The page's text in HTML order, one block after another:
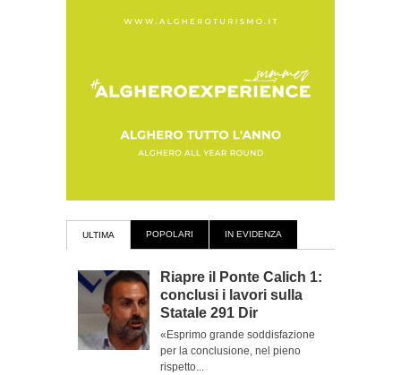
ULTIMA POPOLARI IN EVIDENZA
Riapre il Ponte Calich 1:
conclusi i lavori sulla
Statale 291 Dir
«Esprimo grande soddisfazione
per la conclusione, nel pieno
rispetto...